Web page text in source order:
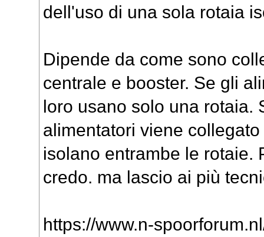
dell'uso di una sola rotaia
Dipende da come sono
centrale e booster. Se gli
loro usano solo una rotaia.
alimentatori viene
isolano entrambe le rotaie.
credo. ma lascio ai più
https://www.n-